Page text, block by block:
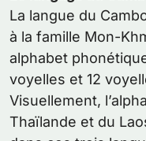
La langue du
à la famille Mon-
alphabet
voyelles et 12
Visuellement,
Thaïlande et du